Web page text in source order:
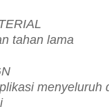
tahan lama
menyeluruh